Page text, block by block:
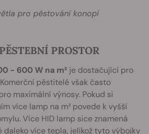
pro pěstování konopí
PROSTOR
- 600 W na m² je dostačující pro
pěstitelé však často
maximální výnosy. Pokud si
více lamp na m² povede k vyšší
Více HID lamp sice znamená
daleko více tepla, jelikož tyto výbojky